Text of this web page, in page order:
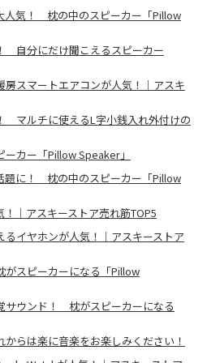
人気！ 枕の中のスピーカー「Pillow
自分にだけ聞こえるスピーカー
スマートエアコンが人気！｜アスキ
マルチに使えるL字小銭入れ外付けの
カー「Pillow Speaker」
題に！ 枕の中のスピーカー「Pillow
｜アスキーストア売れ筋TOP5
イヤホンが人気！｜アスキーストア
スピーカーになる「Pillow
サウンド！ 枕がスピーカーになる
らは楽に音楽をお楽しみください！